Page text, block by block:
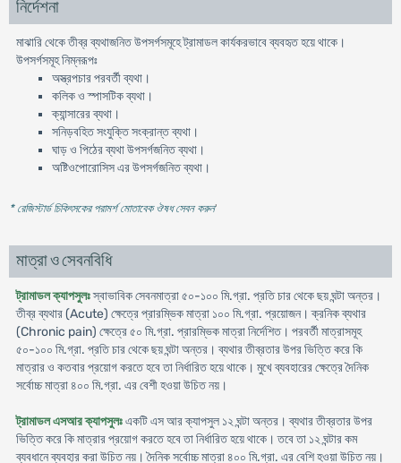
নির্দেশনা
মাঝারি থেকে তীব্র ব্যথাজনিত উপসর্গসমূহে ট্রামাডল কার্যকরভাবে ব্যবহৃত হয়ে থাকে।
উপসর্গসমূহ নিম্নরূপঃ
অস্ত্রপচার পরবর্তী ব্যথা।
কলিক ও স্পাসটিক ব্যথা।
ক্যান্সারের ব্যথা।
সনিড়বহিত সংযুক্তি সংক্রান্ত ব্যথা।
ঘাড় ও পিঠের ব্যথা উপসর্গজনিত ব্যথা।
অষ্টিওপোরোসিস এর উপসর্গজনিত ব্যথা।
* রেজিস্টার্ড চিকিৎসকের পরামর্শ মোতাবেক ঔষধ সেবন করুন'
মাত্রা ও সেবনবিধি
ট্রামাডল ক্যাপসুলঃস্বাভাবিক সেবনমাত্রা ৫০-১০০ মি.গ্রা. প্রতি চার থেকে ছয় ঘন্টা অন্তর।
তীব্র ব্যথার (Acute) ক্ষেত্রে প্রারম্ভিক মাত্রা ১০০ মি.গ্রা. প্রয়োজন। ক্রনিক ব্যথার
(Chronic pain) ক্ষেত্রে ৫০ মি.গ্রা. প্রারম্ভিক মাত্রা নির্দেশিত। পরবর্তী মাত্রাসমূহ
৫০-১০০ মি.গ্রা. প্রতি চার থেকে ছয় ঘন্টা অন্তর। ব্যথার তীব্রতার উপর ভিত্তি করে কি
মাত্রার ও কতবার প্রয়োগ করতে হবে তা নির্ধারিত হয়ে থাকে। মুখে ব্যবহারের ক্ষেত্রে দৈনিক
সর্বোচ্চ মাত্রা ৪০০ মি.গ্রা. এর বেশী হওয়া উচিত নয়।
ট্রামাডল এসআর ক্যাপসুলঃএকটি এস আর ক্যাপসুল ১২ ঘন্টা অন্তর। ব্যথার তীব্রতার উপর
ভিত্তি করে কি মাত্রার প্রয়োগ করতে হবে তা নির্ধারিত হয়ে থাকে। তবে তা ১২ ঘন্টার কম
ব্যবধানে ব্যবহার করা উচিত নয়। দৈনিক সর্বোচ্চ মাত্রা ৪০০ মি.গ্রা. এর বেশি হওয়া উচিত নয়।